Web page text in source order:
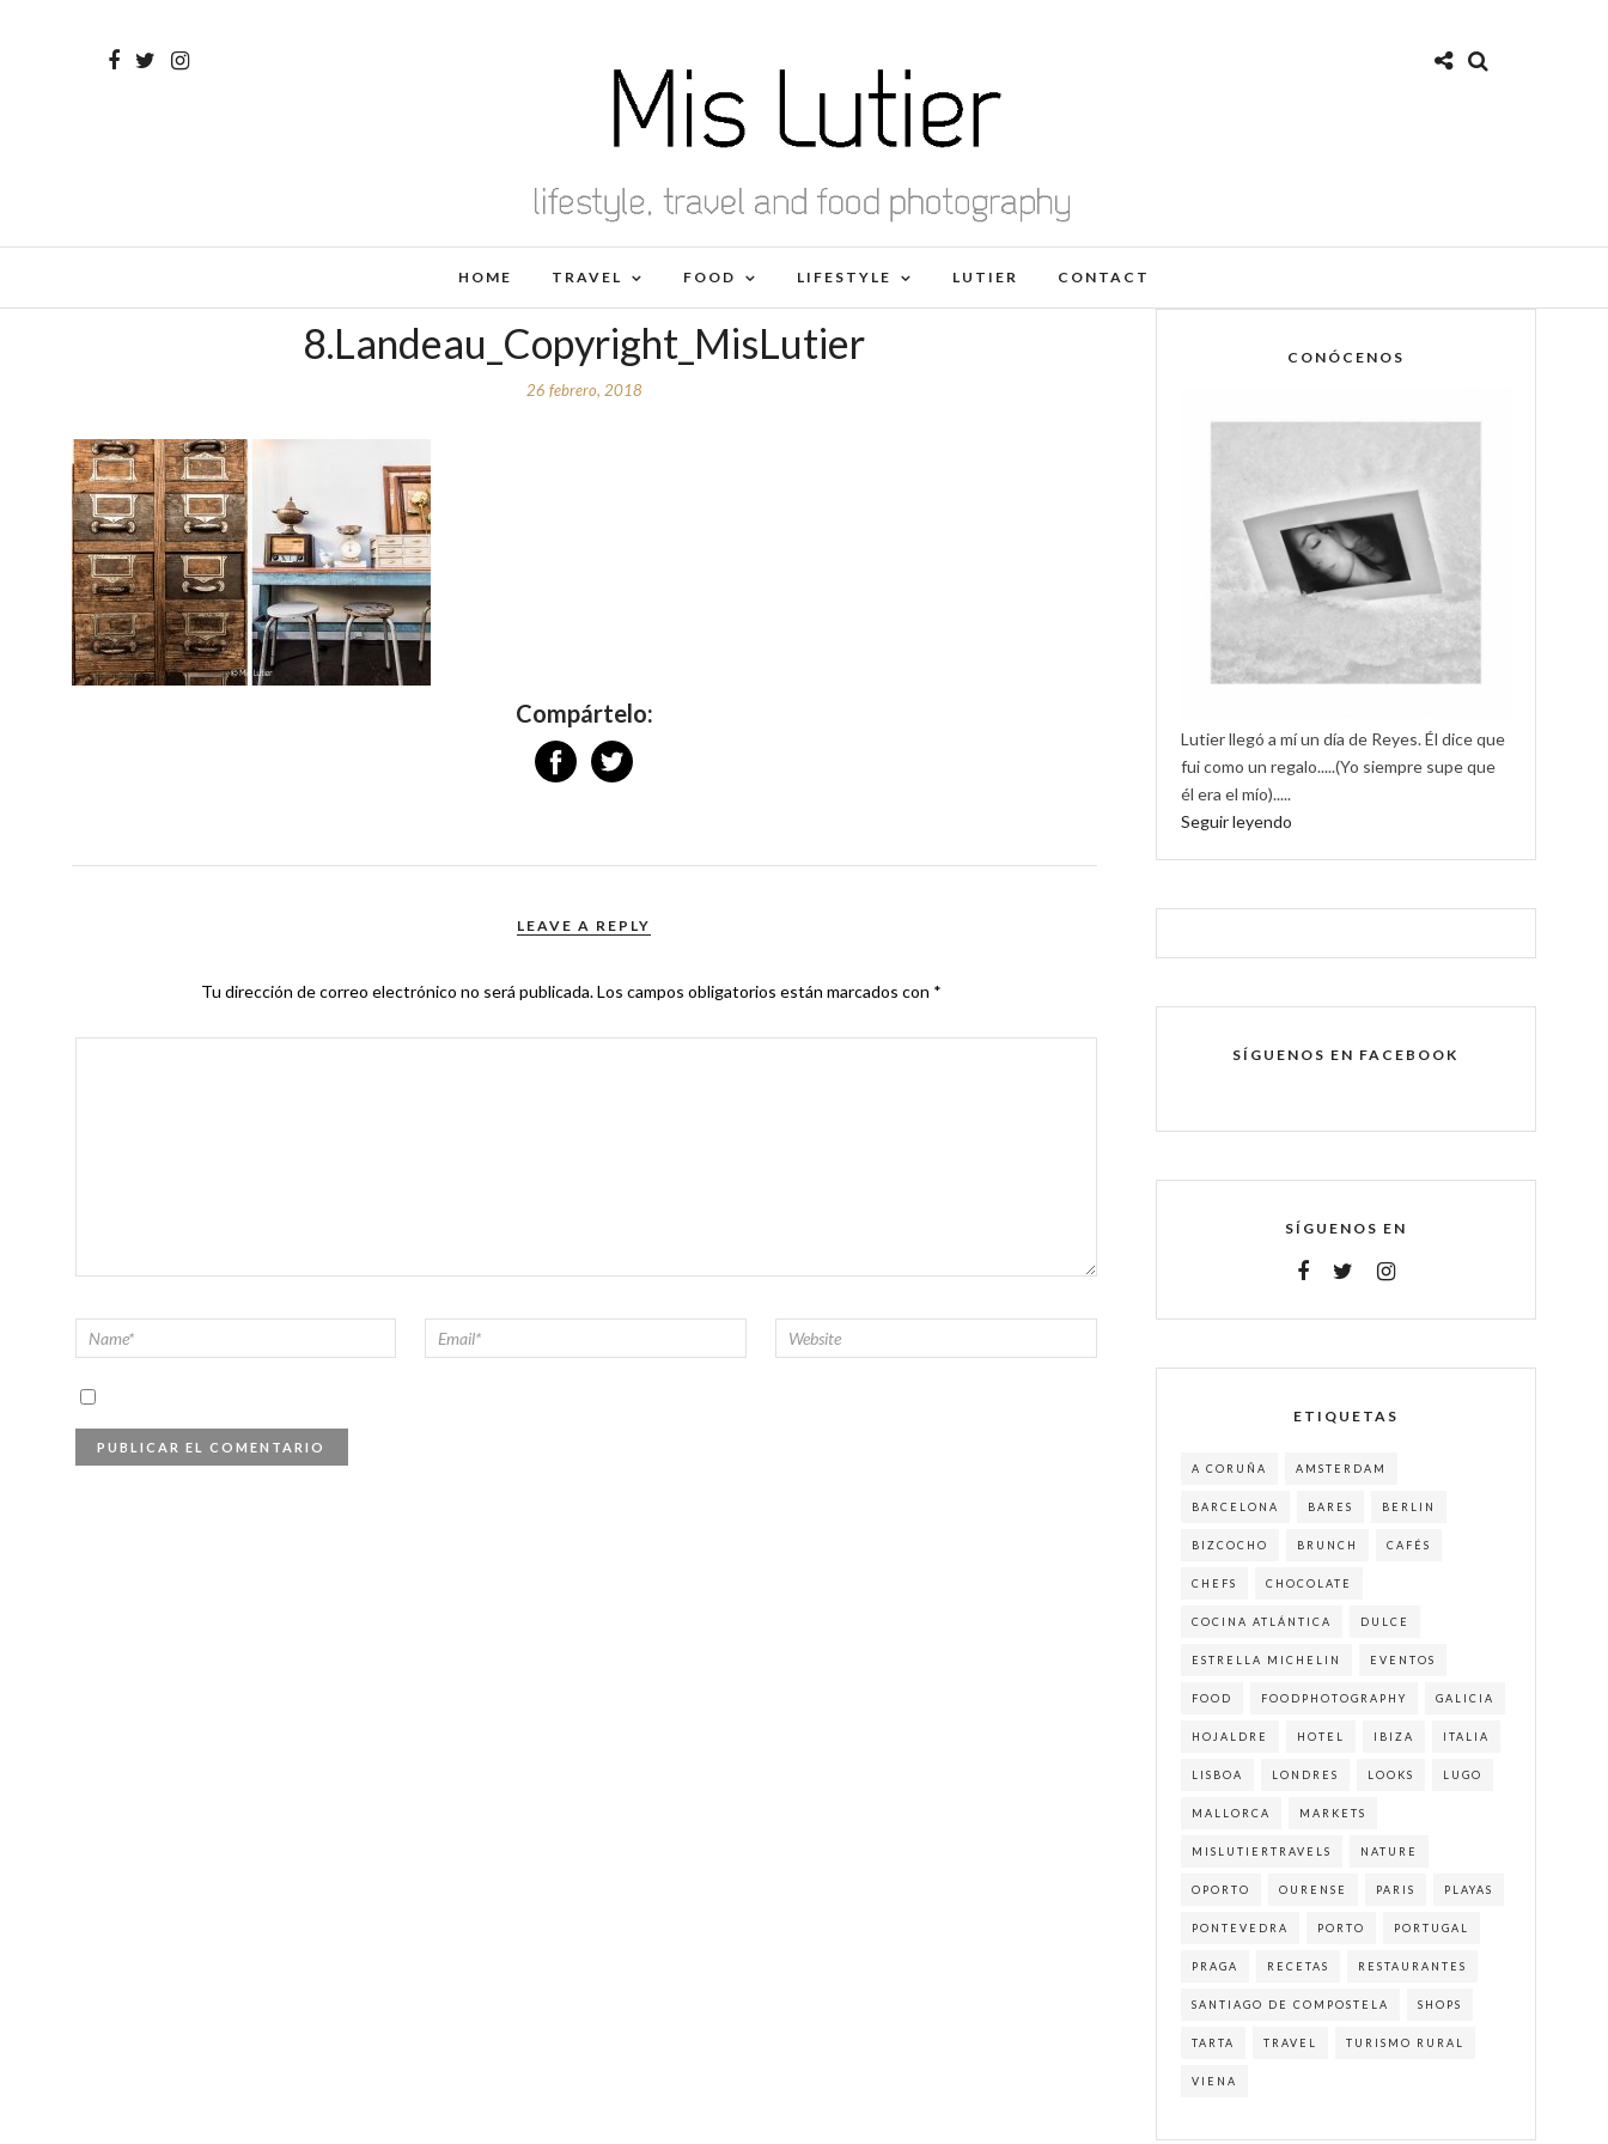
HOME TRAVEL FOOD LIFESTYLE LUTIER CONTACT
8.Landeau_Copyright_MisLutier
26 febrero, 2018
Compártelo:
LEAVE A REPLY
Tu dirección de correo electrónico no será publicada.Los campos obligatorios están marcados con *
CONÓCENOS
Lutier llegó a mí un día de Reyes. Él dice que
fui como un regalo.....(Yo siempre supe que
él era el mío).....
Seguir leyendo
SÍGUENOS EN FACEBOOK
SÍGUENOS EN
ETIQUETAS
A CORUÑA AMSTERDAM
BARCELONA BARES BERLIN
BIZCOCHO BRUNCH CAFÉS
CHEFS CHOCOLATE
COCINA ATLÁNTICA DULCE
ESTRELLA MICHELIN EVENTOS
FOOD FOODPHOTOGRAPHY GALICIA
HOJALDRE HOTEL IBIZA ITALIA
LISBOA LONDRES LOOKS LUGO
MALLORCA MARKETS
MISLUTIERTRAVELS NATURE
OPORTO OURENSE PARIS PLAYAS
PONTEVEDRA PORTO PORTUGAL
PRAGA RECETAS RESTAURANTES
SANTIAGO DE COMPOSTELA SHOPS
TARTA TRAVEL TURISMO RURAL
VIENA